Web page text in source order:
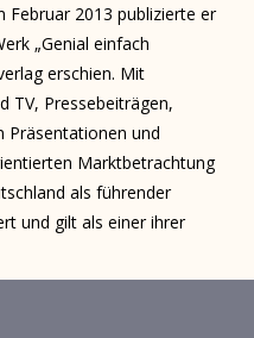
Februar 2013 publizierte er
„Genial einfach
erschien. Mit
TV, Pressebei­trägen,
Prä­sentationen und
Marktbetrachtung
als führender
und gilt als einer ihrer